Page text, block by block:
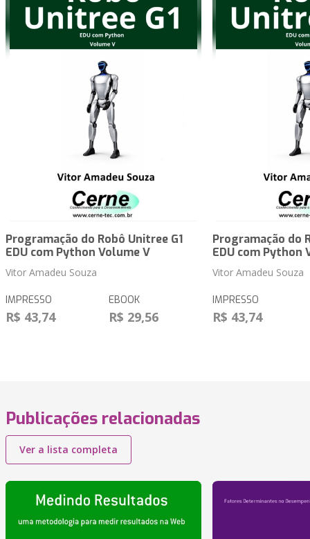
Programação do Robô Unitree G1
EDU com Python Volume V
Vitor Amadeu Souza
IMPRESSO
R$ 43,74
EBOOK
R$ 29,56
Programação do
EDU com Python
Vitor Amadeu Souza
IMPRESSO
R$ 43,74
Publicações relacionadas
Ver a lista completa